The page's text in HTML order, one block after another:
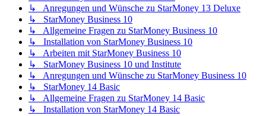
↳ Anregungen und Wünsche zu StarMoney 13 Deluxe
↳ StarMoney Business 10
↳ Allgemeine Fragen zu StarMoney Business 10
↳ Installation von StarMoney Business 10
↳ Arbeiten mit StarMoney Business 10
↳ StarMoney Business 10 und Institute
↳ Anregungen und Wünsche zu StarMoney Business 10
↳ StarMoney 14 Basic
↳ Allgemeine Fragen zu StarMoney 14 Basic
↳ Installation von StarMoney 14 Basic